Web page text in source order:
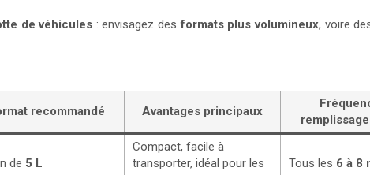
de véhicules : envisagez desformats plus volumineux, voire
recommandé Avantages principaux
de 5 L
Compact, facile à
transporter, idéal pour les
Tous les 6 à 8